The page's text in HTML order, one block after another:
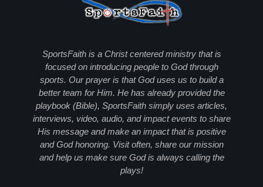
SportsFaith is a Christ centered ministry that is
focused on introducing people to God through
sports. Our prayer is that God uses us to build a
better team for Him. He has already provided the
playbook (Bible), SportsFaith simply uses articles,
interviews, video, audio, and impact events to share
His message and make an impact that is positive
and God honoring. Visit often, share our mission
and help us make sure God is always calling the
plays!